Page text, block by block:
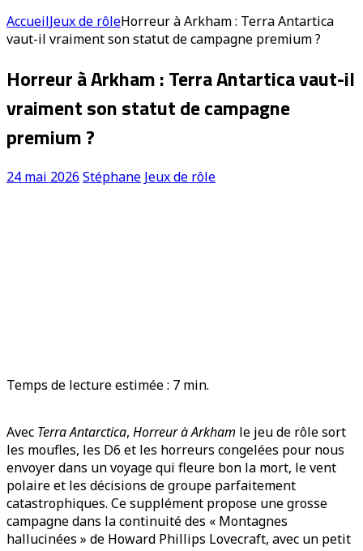
AccueilJeux de rôleHorreur à Arkham : Terra Antartica
vaut-il vraiment son statut de campagne premium ?
Horreur à Arkham : Terra Antartica vaut-il
vraiment son statut de campagne
premium ?
24 mai 2026 Stéphane Jeux de rôle
Temps de lecture estimée : 7 min.
Avec Terra Antarctica, Horreur à Arkham le jeu de rôle sort
les moufles, les D6 et les horreurs congelées pour nous
envoyer dans un voyage qui fleure bon la mort, le vent
polaire et les décisions de groupe parfaitement
catastrophiques. Ce supplément propose une grosse
campagne dans la continuité des « Montagnes
hallucinées » de Howard Phillips Lovecraft, avec un petit